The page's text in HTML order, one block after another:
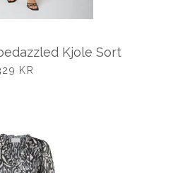
Kjole Sort
KR